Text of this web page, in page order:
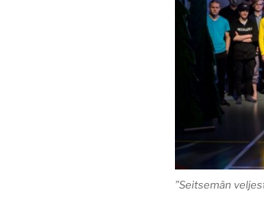
”Seitsemän